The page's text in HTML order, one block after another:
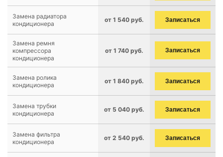
Замена радиатора
кондиционера
от 1 540 руб. Записаться
Замена ремня
компрессора
кондиционера
от 1 740 руб. Записаться
Замена ролика
кондиционера
от 1 840 руб. Записаться
Замена трубки
кондиционера
от 5 040 руб. Записаться
Замена фильтра
кондиционера
от 2 540 руб. Записаться